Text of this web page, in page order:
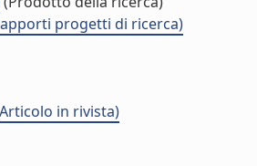
progetti di ricerca)
in rivista)